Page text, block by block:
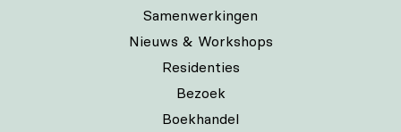
Samenwerkingen
Nieuws & Workshops
Residenties
Bezoek
Boekhandel